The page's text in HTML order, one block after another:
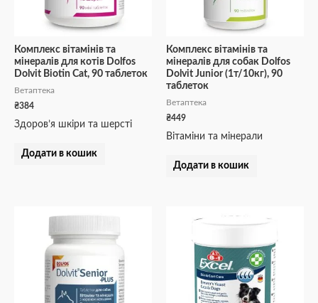
Комплекс вітамінів та
мінералів для котів Dolfos
Dolvit Biotin Cat, 90 таблеток
Ветаптека
₴384
Здоров’я шкіри та шерсті
Додати в кошик
Комплекс вітамінів та
мінералів для собак Dolfos
Dolvit Junior (1т/10кг), 90
таблеток
Ветаптека
₴449
Вітаміни та мінерали
Додати в кошик